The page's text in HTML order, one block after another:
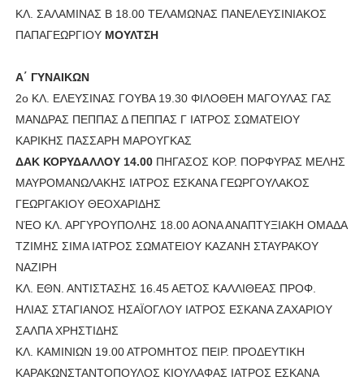
ΚΛ. ΣΑΛΑΜΙΝΑΣ Β 18.00 ΤΕΛΑΜΩΝΑΣ ΠΑΝΕΛΕΥΣΙΝΙΑΚΟΣ
ΠΑΠΑΓΕΩΡΓΙΟΥ ΜΟΥΛΤΣΗ
Α΄ ΓΥΝΑΙΚΩΝ
2ο ΚΛ. ΕΛΕΥΣΙΝΑΣ ΓΟΥΒΑ 19.30 ΦΙΛΟΘΕΗ ΜΑΓΟΥΛΑΣ ΓΑΣ
ΜΑΝΔΡΑΣ ΠΕΠΠΑΣ Δ ΠΕΠΠΑΣ Γ ΙΑΤΡΟΣ ΣΩΜΑΤΕΙΟΥ
ΚΑΡΙΚΗΣ ΠΑΣΣΑΡΗ ΜΑΡΟΥΓΚΑΣ
ΔΑΚ ΚΟΡΥΔΑΛΛΟΥ 14.00ΠΗΓΑΣΟΣ ΚΟΡ. ΠΟΡΦΥΡΑΣ MEΛΗΣ
ΜΑΥΡΟΜΑΝΩΛΑΚΗΣ ΙΑΤΡΟΣ ΕΣΚΑΝΑ ΓΕΩΡΓΟΥΛΑΚΟΣ
ΓΕΩΡΓΑΚΙΟΥ ΘΕΟΧΑΡΙΔΗΣ
ΝΈΟ ΚΛ. ΑΡΓΥΡΟΥΠΟΛΗΣ 18.00 ΑΟΝΑ ΑΝΑΠΤΥΞΙΑΚΗ ΟΜΑΔΑ
ΤΖΙΜΗΣ ΣΙΜΑ ΙΑΤΡΟΣ ΣΩΜΑΤΕΙΟΥ ΚΑΖΑΝΗ ΣΤΑΥΡΑΚΟΥ
ΝΑΖΙΡΗ
ΚΛ. ΕΘΝ. ΑΝΤΙΣΤΑΣΗΣ 16.45 ΑΕΤΟΣ ΚΑΛΛΙΘΕΑΣ ΠΡΟΦ.
ΗΛΙΑΣ ΣΤΑΓΙΑΝΟΣ ΗΣΑΪΟΓΛΟΥ ΙΑΤΡΟΣ ΕΣΚΑΝΑ ΖΑΧΑΡΙΟΥ
ΣΑΛΠΑ ΧΡΗΣΤΙΔΗΣ
ΚΛ. ΚΑΜΙΝΙΩΝ 19.00 ΑΤΡΟΜΗΤΟΣ ΠΕΙΡ. ΠΡΟΔΕΥΤΙΚΗ
ΚΑΡΑΚΩΝΣΤΑΝΤΟΠΟΥΛΟΣ ΚΙΟΥΛΑΦΑΣ ΙΑΤΡΟΣ ΕΣΚΑΝΑ